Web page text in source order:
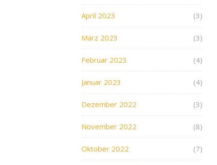
April 2023 (3)
März 2023 (3)
Februar 2023 (4)
Januar 2023 (4)
Dezember 2022 (3)
November 2022 (8)
Oktober 2022 (7)